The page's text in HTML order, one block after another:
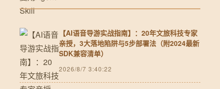
【AI语音导游实战指南】：20年文旅科技专家
亲授，3大落地陷阱与5步部署法（附2024最新
SDK兼容清单）
2026/8/7 3:40:22